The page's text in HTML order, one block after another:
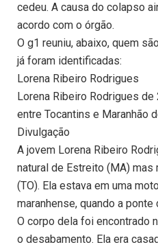
cedeu. A causa do colapso
acordo com o órgão.
O g1 reuniu, abaixo, quem
já foram identificadas:
Lorena Ribeiro Rodrigues
Lorena Ribeiro Rodrigues
entre Tocantins e Maranhão
Divulgação
A jovem Lorena Ribeiro
natural de Estreito (MA) mas
(TO). Ela estava em uma
maranhense, quando a ponte
O corpo dela foi encontrado
o desabamento. Ela era